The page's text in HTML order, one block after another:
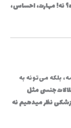
نه! مهارت، احساس،
بلکه می‌تونه به
جنسی مثل
نظر میدهیم نه